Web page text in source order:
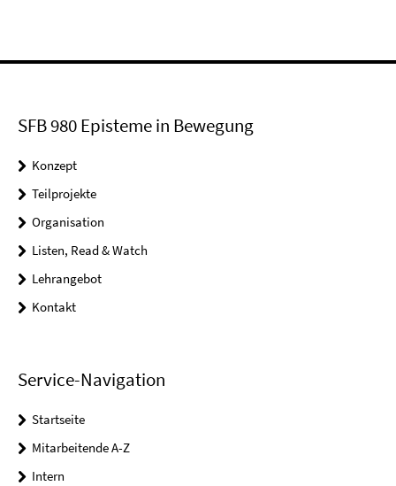
SFB 980 Episteme in Bewegung
Konzept
Teilprojekte
Organisation
Listen, Read & Watch
Lehrangebot
Kontakt
Service-Navigation
Startseite
Mitarbeitende A-Z
Intern